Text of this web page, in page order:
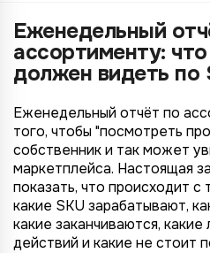
Еженедельный
ассортименту:
должен видеть по
Еженедельный отчёт по
того, чтобы "посмотреть
собственник и так может
маркетплейса. Настоящая
показать, что происходит с
какие SKU зарабатывают,
какие заканчиваются,
действий и какие не стоит